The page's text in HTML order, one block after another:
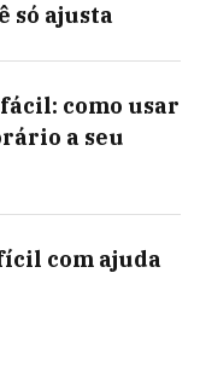
só ajusta
como usar
a seu
com ajuda